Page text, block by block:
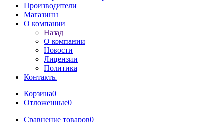
Производители
Магазины
О компании
Назад
О компании
Новости
Лицензии
Политика
Контакты
Корзина0
Отложенные0
Сравнение товаров0